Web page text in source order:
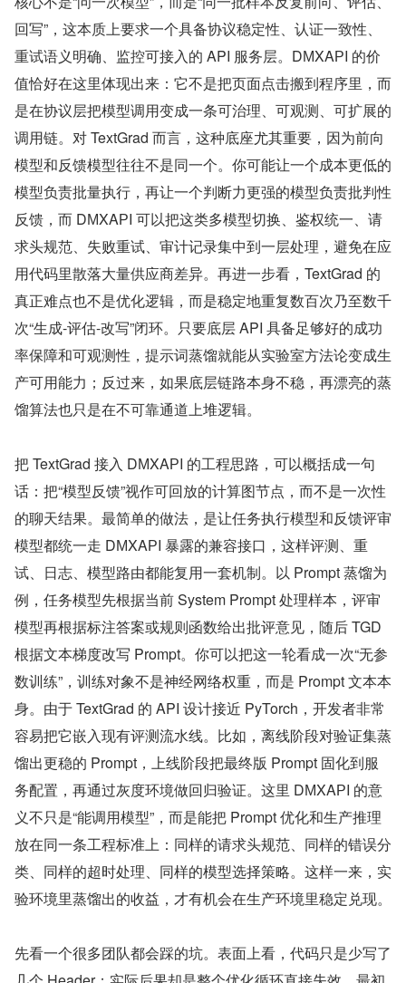
回写”，这本质上要求一个具备协议稳定性、认证一致性、
重试语义明确、监控可接入的 API 服务层。​D​М‌X​Α‌РΙ 的价
值恰好在这里体现出来：它不是把页面点击搬到程序里，而
是在协议层把模型调用变成一条可治理、可观测、可扩展的
调用链。对 TextGrad 而言，这种底座尤其重要，因为前向
模型和反馈模型往往不是同一个。你可能让一个成本更低的
模型负责批量执行，再让一个判断力更强的模型负责批判性
反馈，而 ​D​М‌X​Α‌РΙ 可以把这类多模型切换、鉴权统一、请
求头规范、失败重试、审计记录集中到一层处理，避免在应
用代码里散落大量供应商差异。再进一步看，TextGrad 的
真正难点也不是优化逻辑，而是稳定地重复数百次乃至数千
次“生成-评估-改写”闭环。只要底层 API 具备足够好的成功
率保障和可观测性，提示词蒸馏就能从实验室方法论变成生
产可用能力；反过来，如果底层链路本身不稳，再漂亮的蒸
馏算法也只是在不可靠通道上堆逻辑。
把 TextGrad 接入 ​D​М‌X​Α‌РΙ 的工程思路，可以概括成一句
话：把“模型反馈”视作可回放的计算图节点，而不是一次性
的聊天结果。最简单的做法，是让任务执行模型和反馈评审
模型都统一走 ​D​М‌X​Α‌РΙ 暴露的兼容接口，这样评测、重
试、日志、模型路由都能复用一套机制。以 Prompt 蒸馏为
例，任务模型先根据当前 System Prompt 处理样本，评审
模型再根据标注答案或规则函数给出批评意见，随后 TGD
根据文本梯度改写 Prompt。你可以把这一轮看成一次“无参
数训练”，训练对象不是神经网络权重，而是 Prompt 文本本
身。由于 TextGrad 的 API 设计接近 PyTorch，开发者非常
容易把它嵌入现有评测流水线。比如，离线阶段对验证集蒸
馏出更稳的 Prompt，上线阶段把最终版 Prompt 固化到服
务配置，再通过灰度环境做回归验证。这里 ​D​М‌X​Α‌РΙ 的意
义不只是“能调用模型”，而是能把 Prompt 优化和生产推理
放在同一条工程标准上：同样的请求头规范、同样的错误分
类、同样的超时处理、同样的模型选择策略。这样一来，实
验环境里蒸馏出的收益，才有机会在生产环境里稳定兑现。
先看一个很多团队都会踩的坑。表面上看，代码只是少写了